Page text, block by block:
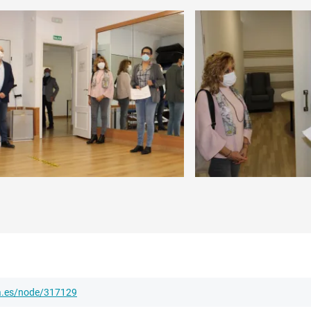
node/317129